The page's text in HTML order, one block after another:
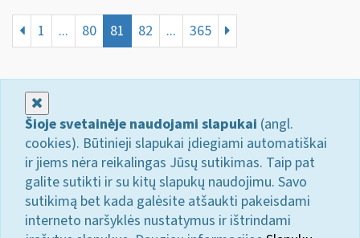
1 ... 80 81 82 ... 365
Šioje svetainėje naudojami slapukai (angl.
cookies). Būtinieji slapukai įdiegiami automatiškai
ir jiems nėra reikalingas Jūsų sutikimas. Taip pat
galite sutikti ir su kitų slapukų naudojimu. Savo
sutikimą bet kada galėsite atšaukti pakeisdami
interneto naršyklės nustatymus ir ištrindami